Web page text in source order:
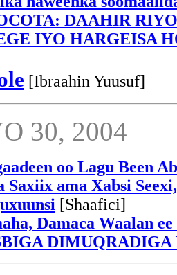
DAAHIR
IYO HARGEISA
[Ibraahin Yuusuf]
30, 2004
oo Lagu Been
Saxiix ama Xabsi
[Shaafici]
Damaca Waalan